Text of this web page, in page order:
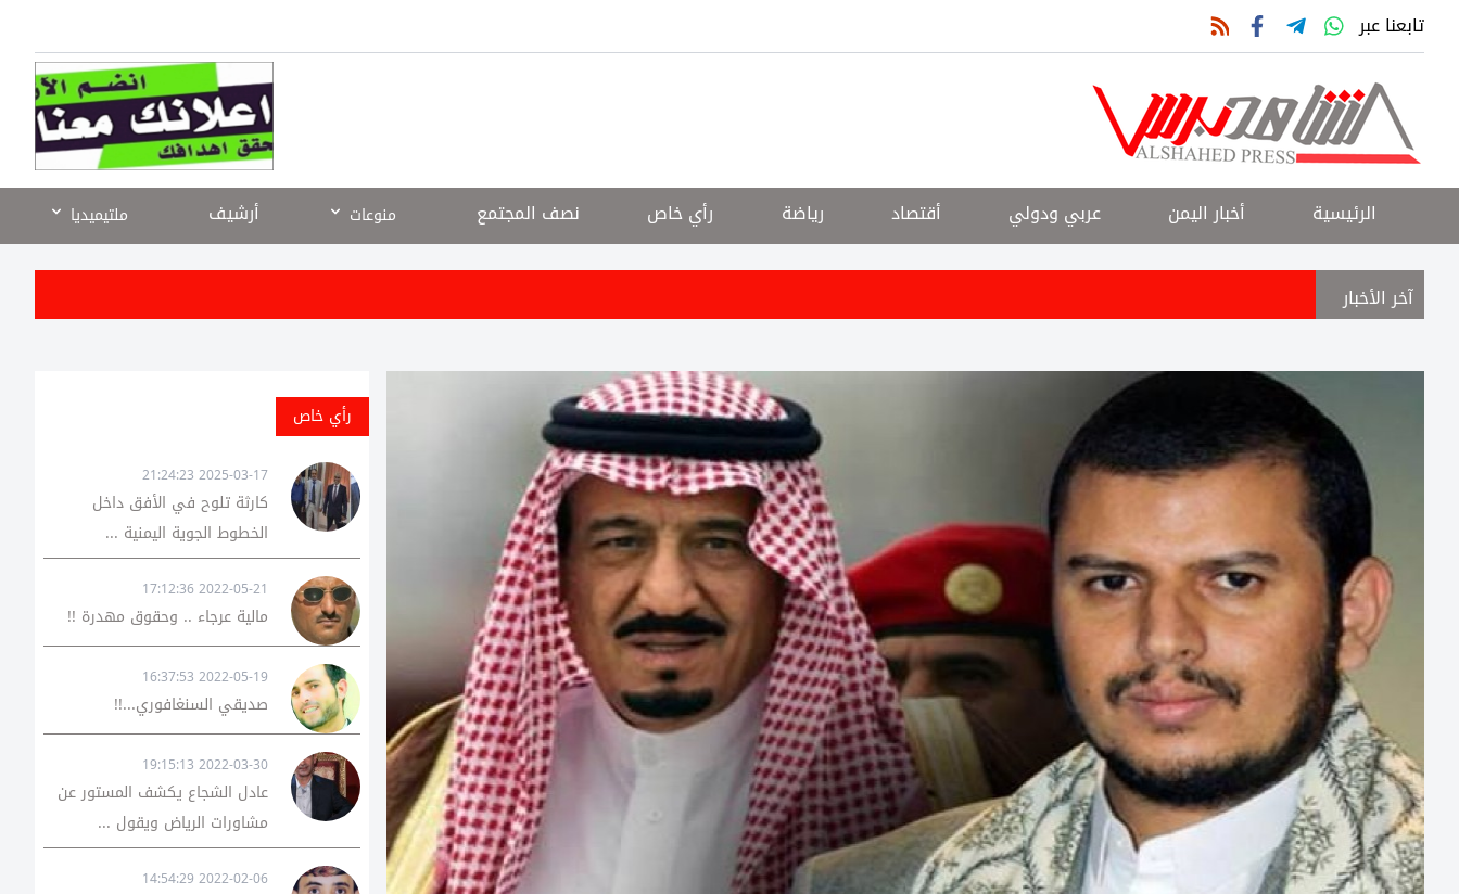
تابعنا عبر
الرئيسية أخبار اليمن عربي ودولي أقتصاد رياضة رأي خاص نصف المجتمع منوعات أرشيف ملتيميديا
آخر الأخبار
رأي خاص
2025-03-17 21:24:23
كارثة تلوح في الأفق داخل
الخطوط الجوية اليمنية ...
2022-05-21 17:12:36
مالية عرجاء .. وحقوق مهدرة !!
2022-05-19 16:37:53
صديقي السنغافوري...!!
2022-03-30 19:15:13
عادل الشجاع يكشف المستور عن
مشاورات الرياض ويقول ...
2022-02-06 14:54:29